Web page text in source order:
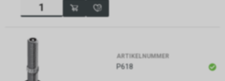
ARTIKELNUMMER
P618